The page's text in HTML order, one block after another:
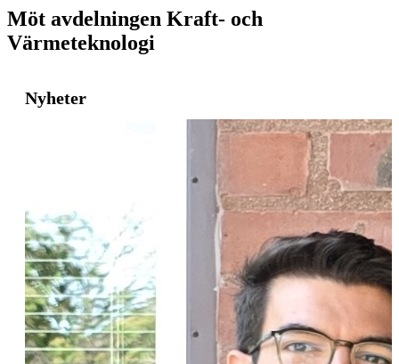
Möt avdelningen Kraft- och
Värmeteknologi
Nyheter